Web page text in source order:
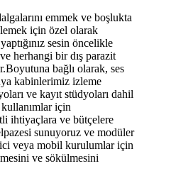
emmek ve boşlukta
için özel olarak
sesin öncelikle
herhangi bir dış parazit
bağlı olarak, ses
kabinlerimiz izleme
ve kayıt stüdyoları dahil
için
ihtiyaçlara ve bütçelere
sunuyoruz ve modüler
veya mobil kurulumlar için
ve sökülmesini